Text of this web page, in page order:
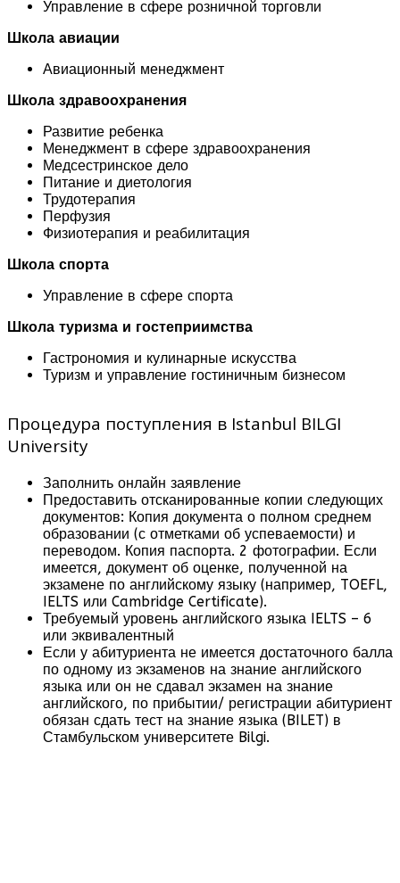
Управление в сфере розничной торговли
Школа авиации
Авиационный менеджмент
Школа здравоохранения
Развитие ребенка
Менеджмент в сфере здравоохранения
Медсестринское дело
Питание и диетология
Трудотерапия
Перфузия
Физиотерапия и реабилитация
Школа спорта
Управление в сфере спорта
Школа туризма и гостеприимства
Гастрономия и кулинарные искусства
Туризм и управление гостиничным бизнесом
Процедура поступления в Istanbul BILGI
University
Заполнить онлайн заявление
Предоставить отсканированные копии следующих
документов: Копия документа о полном среднем
образовании (с отметками об успеваемости) и
переводом. Копия паспорта. 2 фотографии. Если
имеется, документ об оценке, полученной на
экзамене по английскому языку (например, TOEFL,
IELTS или Cambridge Certificate).
Требуемый уровень английского языка IELTS – 6
или эквивалентный
Если у абитуриента не имеется достаточного балла
по одному из экзаменов на знание английского
языка или он не сдавал экзамен на знание
английского, по прибытии/ регистрации абитуриент
обязан сдать тест на знание языка (BILET) в
Стамбульском университете Bilgi.